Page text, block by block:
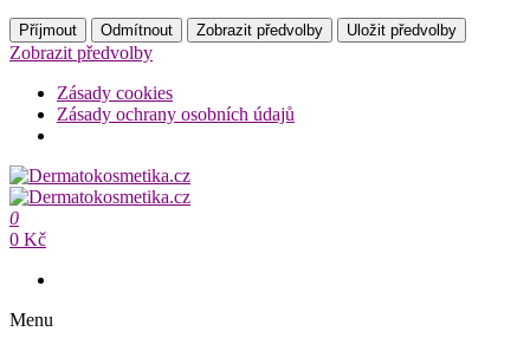
Příjmout Odmítnout Zobrazit předvolby Uložit předvolby
Zobrazit předvolby
Zásady cookies
Zásady ochrany osobních údajů
Přeskočit
na
obsah
Dermatokosmetika.cz
Dermatokosmetika.cz
0
0 Kč
Menu